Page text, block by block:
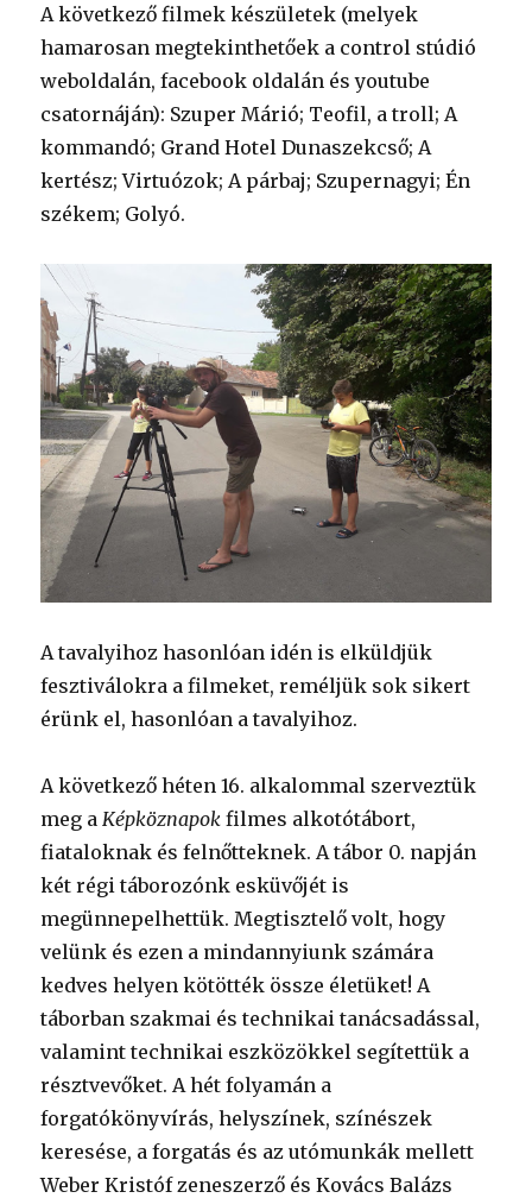
A következő filmek készületek (melyek
hamarosan megtekinthetőek a control stúdió
weboldalán, facebook oldalán és youtube
csatornáján): Szuper Márió; Teofil, a troll; A
kommandó; Grand Hotel Dunaszekcső; A
kertész; Virtuózok; A párbaj; Szupernagyi; Én
székem; Golyó.
A tavalyihoz hasonlóan idén is elküldjük
fesztiválokra a filmeket, reméljük sok sikert
érünk el, hasonlóan a tavalyihoz.
A következő héten 16. alkalommal szerveztük
meg a Képköznapok filmes alkotótábort,
fiataloknak és felnőtteknek. A tábor 0. napján
két régi táborozónk esküvőjét is
megünnepelhettük. Megtisztelő volt, hogy
velünk és ezen a mindannyiunk számára
kedves helyen kötötték össze életüket! A
táborban szakmai és technikai tanácsadással,
valamint technikai eszközökkel segítettük a
résztvevőket. A hét folyamán a
forgatókönyvírás, helyszínek, színészek
keresése, a forgatás és az utómunkák mellett
Weber Kristóf zeneszerző és Kovács Balázs